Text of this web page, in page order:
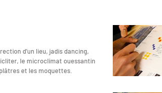
d’un lieu, jadis dancing,
le microclimat ouessantin
et les moquettes.